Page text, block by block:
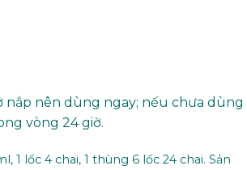
nắp nên dùng ngay; nếu chưa dùng
vòng 24 giờ.
1 lốc 4 chai, 1 thùng 6 lốc 24 chai. Sản